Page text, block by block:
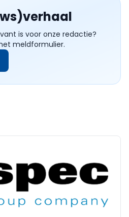
is voor onze redactie?
meldformulier.